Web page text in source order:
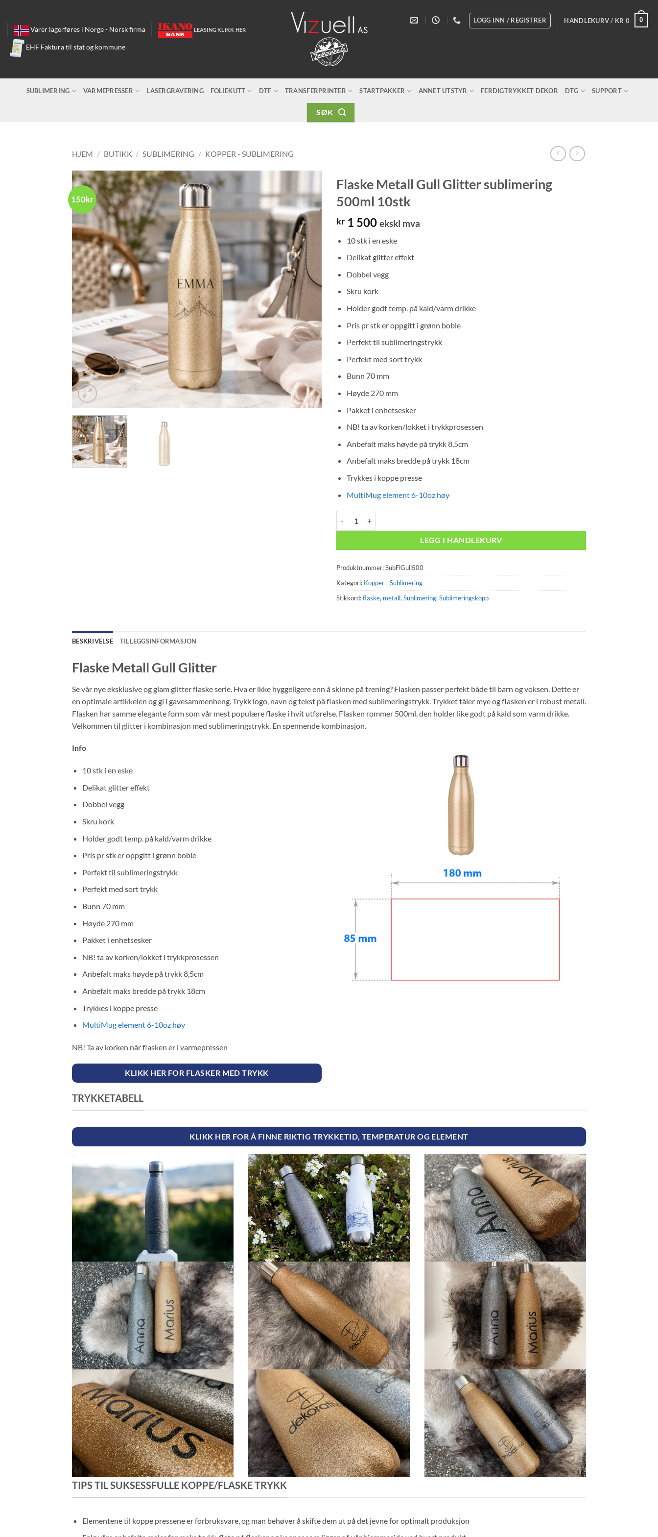
content Varer lagerføres i Norge - Norsk firma LEASING KLIKK HER
EHF Faktura til stat og kommune
LOGG INN / REGISTRER HANDLEKURV / KR 0 0
SUBLIMERING VARMEPRESSER LASERGRAVERING FOLIEKUTT DTF TRANSFERPRINTER STARTPAKKER ANNET UTSTYR FERDIGTRYKKET DEKOR DTG SUPPORT
SØK
HJEM / BUTIKK / SUBLIMERING / KOPPER - SUBLIMERING
150kr
Flaske Metall Gull Glitter sublimering
500ml 10stk
kr 1 500 ekskl mva
10 stk i en eske
Delikat glitter effekt
Dobbel vegg
Skru kork
Holder godt temp. på kald/varm drikke
Pris pr stk er oppgitt i grønn boble
Perfekt til sublimeringstrykk
Perfekt med sort trykk
Bunn 70 mm
Høyde 270 mm
Pakket i enhetsesker
NB! ta av korken/lokket i trykkprosessen
Anbefalt maks høyde på trykk 8,5cm
Anbefalt maks bredde på trykk 18cm
Trykkes i koppe presse
MultiMug element 6-10oz høy
LEGG I HANDLEKURV
Produktnummer:SubFlGull500
Kategori: Kopper - Sublimering
Stikkord:flaske, metall,Sublimering,Sublimeringskopp
BESKRIVELSE TILLEGGSINFORMASJON
Flaske Metall Gull Glitter
Se vår nye eksklusive og glam glitter flaske serie. Hva er ikke hyggeligere enn å skinne på trening? Flasken passer perfekt både til barn og voksen. Dette er
en optimale artikkelen og gi i gavesammenheng. Trykk logo, navn og tekst på flasken med sublimeringstrykk. Trykket tåler mye og flasken er i robust metall.
Flasken har samme elegante form som vår mest populære flaske i hvit utførelse. Flasken rommer 500ml, den holder like godt på kald som varm drikke.
Velkommen til glitter i kombinasjon med sublimeringstrykk. En spennende kombinasjon.
Info
10 stk i en eske
Delikat glitter effekt
Dobbel vegg
Skru kork
Holder godt temp. på kald/varm drikke
Pris pr stk er oppgitt i grønn boble
Perfekt til sublimeringstrykk
Perfekt med sort trykk
Bunn 70 mm
Høyde 270 mm
Pakket i enhetsesker
NB! ta av korken/lokket i trykkprosessen
Anbefalt maks høyde på trykk 8,5cm
Anbefalt maks bredde på trykk 18cm
Trykkes i koppe presse
MultiMug element 6-10oz høy
NB! Ta av korken når flasken er i varmepressen
KLIKK HER FOR FLASKER MED TRYKK
TRYKKETABELL
KLIKK HER FOR Å FINNE RIKTIG TRYKKETID, TEMPERATUR OG ELEMENT
TIPS TIL SUKSESSFULLE KOPPE/FLASKE TRYKK
Elementene til koppe pressene er forbruksvare, og man behøver å skifte dem ut på det jevne for optimalt produksjon